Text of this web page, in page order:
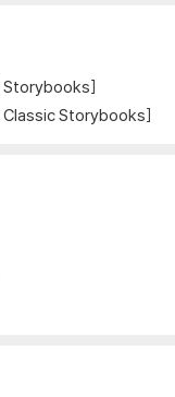
Storybooks]
Classic Storybooks]